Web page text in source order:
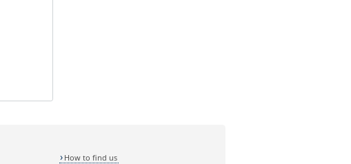
How to find us